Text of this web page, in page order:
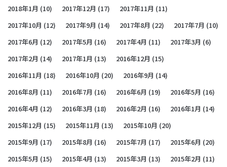
2018年1月 (10) 2017年12月 (17) 2017年11月 (11)
2017年10月 (12) 2017年9月 (14) 2017年8月 (22) 2017年7月 (10)
2017年6月 (12) 2017年5月 (16) 2017年4月 (11) 2017年3月 (6)
2017年2月 (14) 2017年1月 (13) 2016年12月 (15)
2016年11月 (18) 2016年10月 (20) 2016年9月 (14)
2016年8月 (11) 2016年7月 (16) 2016年6月 (19) 2016年5月 (16)
2016年4月 (12) 2016年3月 (18) 2016年2月 (16) 2016年1月 (14)
2015年12月 (15) 2015年11月 (13) 2015年10月 (20)
2015年9月 (17) 2015年8月 (16) 2015年7月 (17) 2015年6月 (20)
2015年5月 (15) 2015年4月 (13) 2015年3月 (13) 2015年2月 (11)